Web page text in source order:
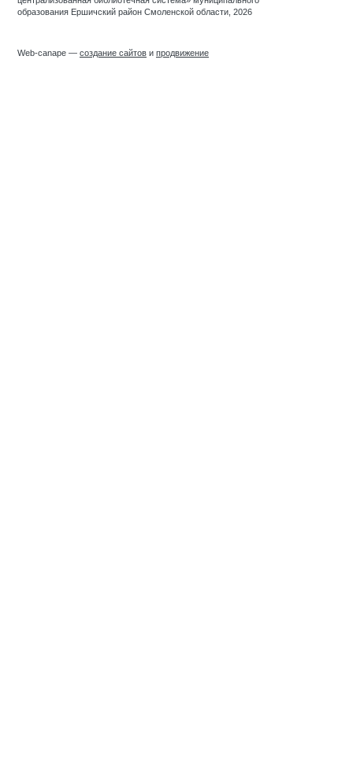
образования Ершичский район Смоленской области, 2026
Web-canape — создание сайтов и продвижение